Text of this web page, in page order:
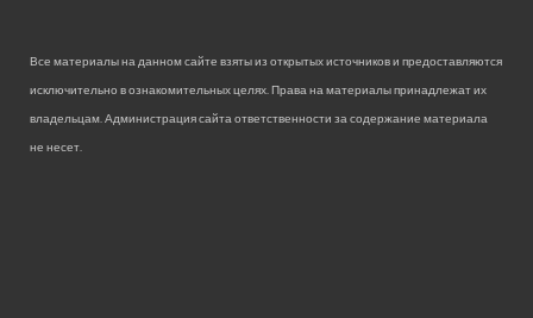
Все материалы на данном сайте взяты из открытых источников и предоставляются
исключительно в ознакомительных целях. Права на материалы принадлежат их
владельцам. Администрация сайта ответственности за содержание материала
не несет.